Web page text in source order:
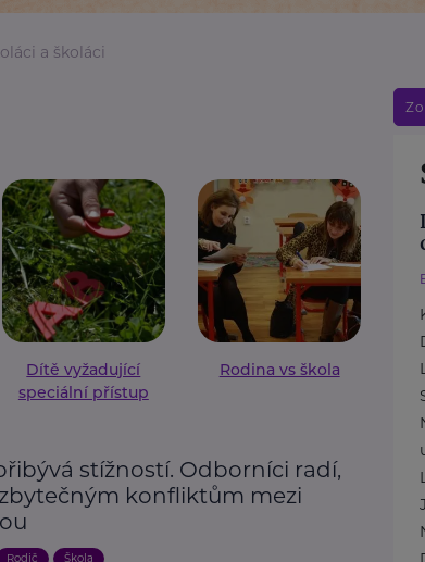
a školáci
Dítě vyžadující
speciální přístup
Rodina vs škola
stížností. Odborníci radí,
konfliktům mezi
Rodič Škola